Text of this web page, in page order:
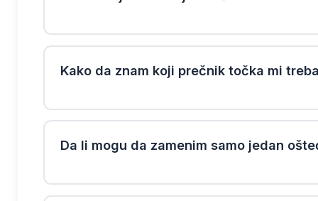
Kako da znam koji prečnik točka mi
Da li mogu da zamenim samo jedan